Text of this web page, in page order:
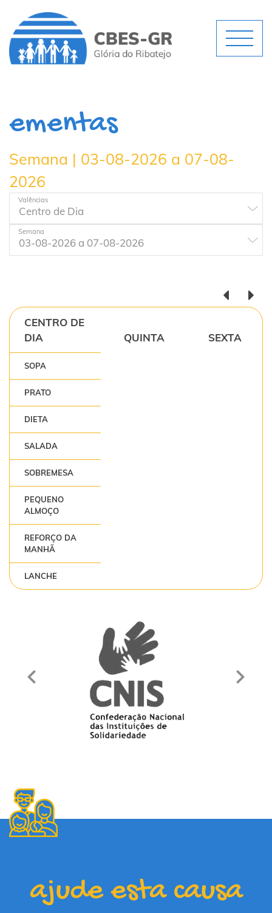
ementas
Semana | 03-08-2026 a 07-08-
2026
Valências
Semana
CENTRO DE
DIA
QUINTA SEXTA
SOPA
PRATO
DIETA
SALADA
SOBREMESA
PEQUENO
ALMOÇO
REFORÇO DA
MANHÃ
LANCHE
ajude esta causa